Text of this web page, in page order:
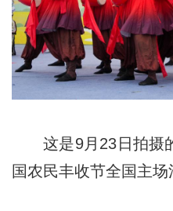
这是9月23日拍摄
国农民丰收节全国主场